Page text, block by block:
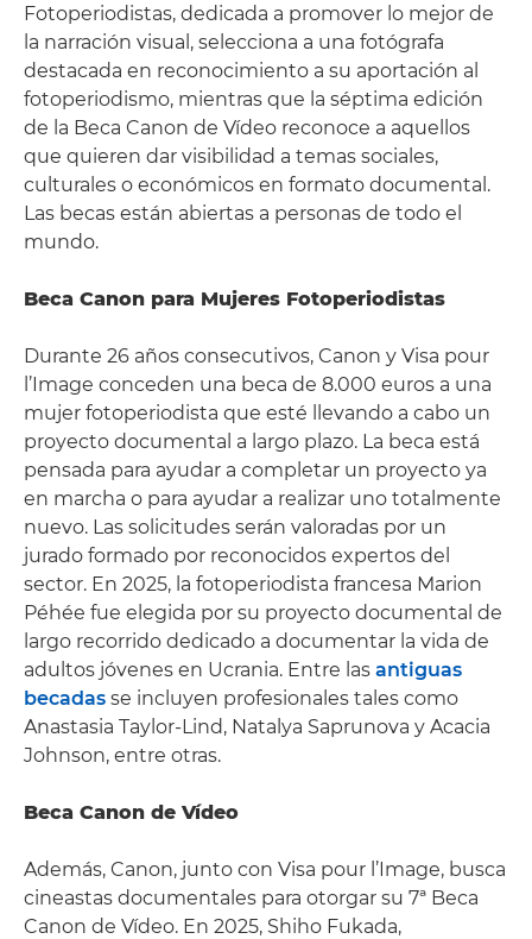
Fotoperiodistas, dedicada a promover lo mejor de
la narración visual, selecciona a una fotógrafa
destacada en reconocimiento a su aportación al
fotoperiodismo, mientras que la séptima edición
de la Beca Canon de Vídeo reconoce a aquellos
que quieren dar visibilidad a temas sociales,
culturales o económicos en formato documental.
Las becas están abiertas a personas de todo el
mundo.
Beca Canon para Mujeres Fotoperiodistas
Durante 26 años consecutivos, Canon y Visa pour
l’Image conceden una beca de 8.000 euros a una
mujer fotoperiodista que esté llevando a cabo un
proyecto documental a largo plazo. La beca está
pensada para ayudar a completar un proyecto ya
en marcha o para ayudar a realizar uno totalmente
nuevo. Las solicitudes serán valoradas por un
jurado formado por reconocidos expertos del
sector. En 2025, la fotoperiodista francesa Marion
Péhée fue elegida por su proyecto documental de
largo recorrido dedicado a documentar la vida de
adultos jóvenes en Ucrania. Entre las antiguas
becadas se incluyen profesionales tales como
Anastasia Taylor-Lind, Natalya Saprunova y Acacia
Johnson, entre otras.
Beca Canon de Vídeo
Además, Canon, junto con Visa pour l’Image, busca
cineastas documentales para otorgar su 7ª Beca
Canon de Vídeo. En 2025, Shiho Fukada,